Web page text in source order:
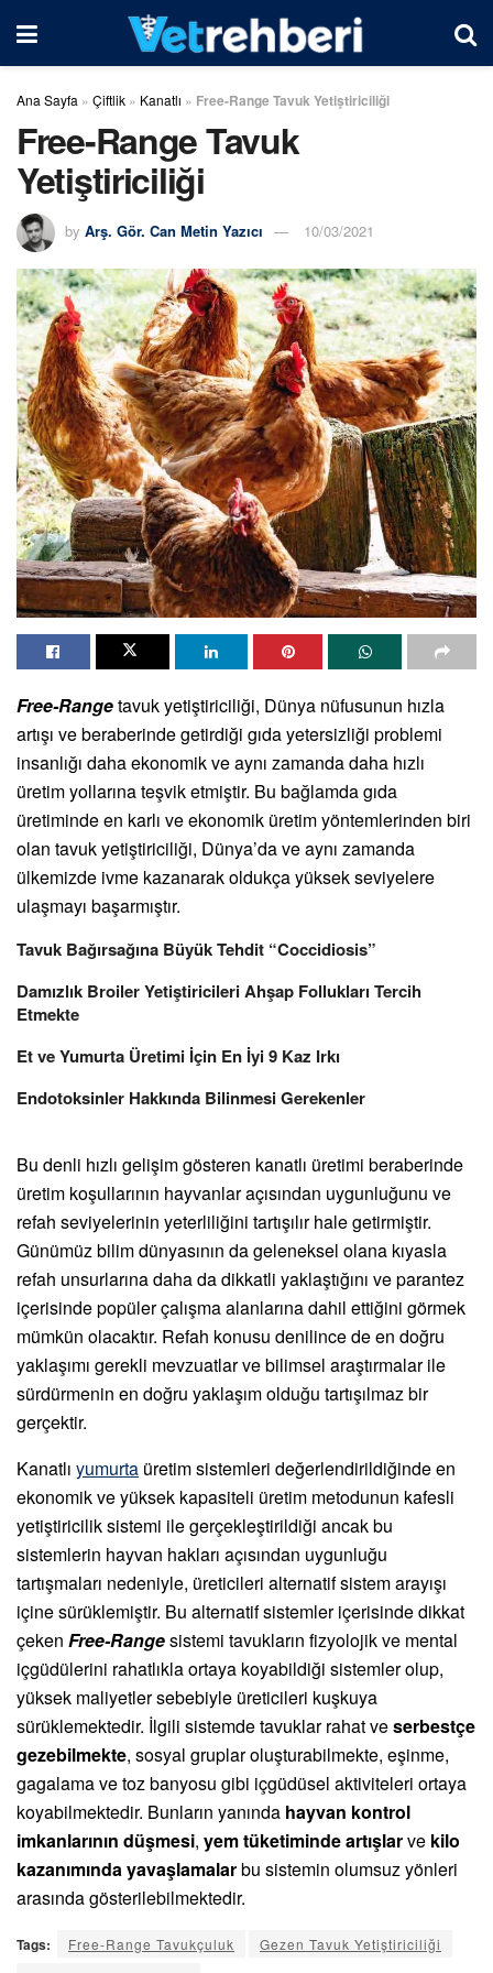
Ana Sayfa » Çiftlik » Kanatlı » Free-Range Tavuk Yetiştiriciliği
Free-Range Tavuk
Yetiştiriciliği
by Arş. Gör. Can Metin Yazıcı 10/03/2021
Free-Rangetavuk yetiştiriciliği, Dünya nüfusunun hızla
artışı ve beraberinde getirdiği gıda yetersizliği problemi
insanlığı daha ekonomik ve aynı zamanda daha hızlı
üretim yollarına teşvik etmiştir. Bu bağlamda gıda
üretiminde en karlı ve ekonomik üretim yöntemlerinden biri
olan tavuk yetiştiriciliği, Dünya’da ve aynı zamanda
ülkemizde ivme kazanarak oldukça yüksek seviyelere
ulaşmayı başarmıştır.
Tavuk Bağırsağına Büyük Tehdit “Coccidiosis”
Damızlık Broiler Yetiştiricileri Ahşap Follukları Tercih
Etmekte
Et ve Yumurta Üretimi İçin En İyi 9 Kaz Irkı
Endotoksinler Hakkında Bilinmesi Gerekenler
Bu denli hızlı gelişim gösteren kanatlı üretimi beraberinde
üretim koşullarının hayvanlar açısından uygunluğunu ve
refah seviyelerinin yeterliliğini tartışılır hale getirmiştir.
Günümüz bilim dünyasının da geleneksel olana kıyasla
refah unsurlarına daha da dikkatli yaklaştığını ve parantez
içerisinde popüler çalışma alanlarına dahil ettiğini görmek
mümkün olacaktır. Refah konusu denilince de en doğru
yaklaşımı gerekli mevzuatlar ve bilimsel araştırmalar ile
sürdürmenin en doğru yaklaşım olduğu tartışılmaz bir
gerçektir.
Kanatlı yumurta üretim sistemleri değerlendirildiğinde en
ekonomik ve yüksek kapasiteli üretim metodunun kafesli
yetiştiricilik sistemi ile gerçekleştirildiği ancak bu
sistemlerin hayvan hakları açısından uygunluğu
tartışmaları nedeniyle, üreticileri alternatif sistem arayışı
içine sürüklemiştir. Bu alternatif sistemler içerisinde dikkat
çeken Free-Rangesistemi tavukların fizyolojik ve mental
içgüdülerini rahatlıkla ortaya koyabildiği sistemler olup,
yüksek maliyetler sebebiyle üreticileri kuşkuya
sürüklemektedir. İlgili sistemde tavuklar rahat veserbestçe
gezebilmekte, sosyal gruplar oluşturabilmekte, eşinme,
gagalama ve toz banyosu gibi içgüdüsel aktiviteleri ortaya
koyabilmektedir. Bunların yanında hayvan kontrol
imkanlarının düşmesi, yem tüketiminde artışlarve kilo
kazanımında yavaşlamalarbu sistemin olumsuz yönleri
arasında gösterilebilmektedir.
Tags: Free-Range Tavukçuluk
Gezen Tavuk Yetiştiriciliği